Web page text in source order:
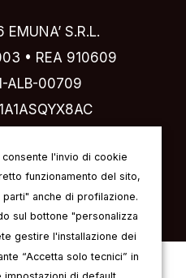
EMUNA’ S.R.L.
• REA 910609
ALB-00709
l'invio di cookie
funzionamento del sito,
anche di profilazione.
sul bottone "personalizza
gestire l'installazione dei
“Accetta solo tecnici” in
Tedesco